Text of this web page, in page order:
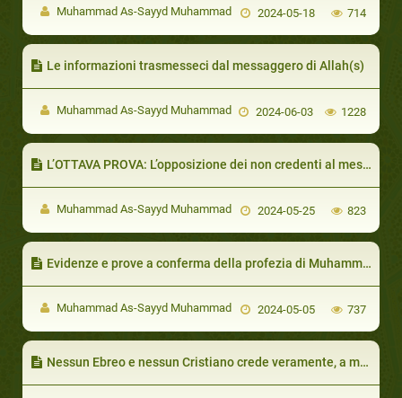
Muhammad As-Sayyd Muhammad 2024-05-18 714
Le informazioni trasmesseci dal messaggero di Allah(s)
Muhammad As-Sayyd Muhammad 2024-06-03 1228
L’OTTAVA PROVA: L’opposizione dei non credenti al messaggero(s) e al suo messaggio e la vittoria concessagli da Allah
Muhammad As-Sayyd Muhammad 2024-05-25 823
Evidenze e prove a conferma della profezia di Muhammad(s)
Muhammad As-Sayyd Muhammad 2024-05-05 737
Nessun Ebreo e nessun Cristiano crede veramente, a meno che